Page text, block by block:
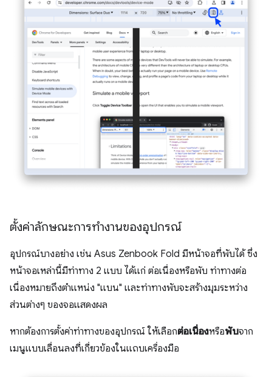
ตั้งค่าลักษณะการทำงานของอุปกรณ์
อุปกรณ์บางอย่าง เช่น Asus Zenbook Fold มีหน้าจอที่พับได้ ซึ่ง
หน้าจอเหล่านี้มีท่าทาง 2 แบบ ได้แก่ ต่อเนื่องหรือพับ ท่าทางต่อ
เนื่องหมายถึงตำแหน่ง "แบน" และท่าทางพับจะสร้างมุมระหว่าง
ส่วนต่างๆ ของจอแสดงผล
หากต้องการตั้งค่าท่าทางของอุปกรณ์ ให้เลือกต่อเนื่องหรือพับจาก
เมนูแบบเลื่อนลงที่เกี่ยวข้องในแถบเครื่องมือ